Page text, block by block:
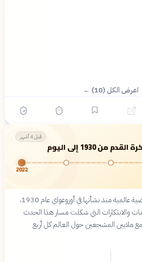
اعرض الكل (10) ←
قبل 4 أشهر
من 1930 إلى اليوم
2022
تتبع رحلة أعظم بطولة رياضية عالمية منذ نشأتها في أوروغواي عام 1930،
والابتكارات التي شكلت مسار هذا الحدث
ملايين المشجعين حول العالم كل أربع